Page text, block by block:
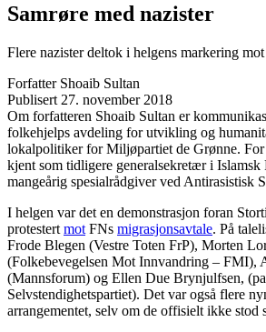
Samrøre med nazister
Flere nazister deltok i helgens markering
Forfatter Shoaib Sultan
Publisert 27. november 2018
Om forfatteren Shoaib Sultan er
folkehjelps avdeling for utvikling og
lokalpolitiker for Miljøpartiet de Grønne. For
kjent som tidligere generalsekretær i Islamsk
mangeårig spesialrådgiver ved Antirasistisk
I helgen var det en demonstrasjon foran
protestert mot FNs migrasjonsavtale. På
Frode Blegen (Vestre Toten FrP), Morten
(Folkebevegelsen Mot Innvandring – FMI),
(Mannsforum) og Ellen Due Brynjulfsen,
Selvstendighetspartiet). Det var også flere
arrangementet, selv om de offisielt ikke stod